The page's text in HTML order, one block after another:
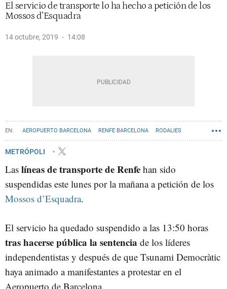
El servicio de transporte lo ha hecho a petición de los
Mossos d’Esquadra
14 octubre, 2019 14:08
AEROPUERTO BARCELONA RENFE BARCELONA RODALIES
METRÓPOLI
Las líneas de transporte de Renfe han sido
suspendidas este lunes por la mañana a petición de los
Mossos d’Esquadra.
El servicio ha quedado suspendido a las 13:50 horas
tras hacerse pública la sentencia de los líderes
independentistas y después de que Tsunami Democràtic
haya animado a manifestantes a protestar en el
Aeropuerto de Barcelona.